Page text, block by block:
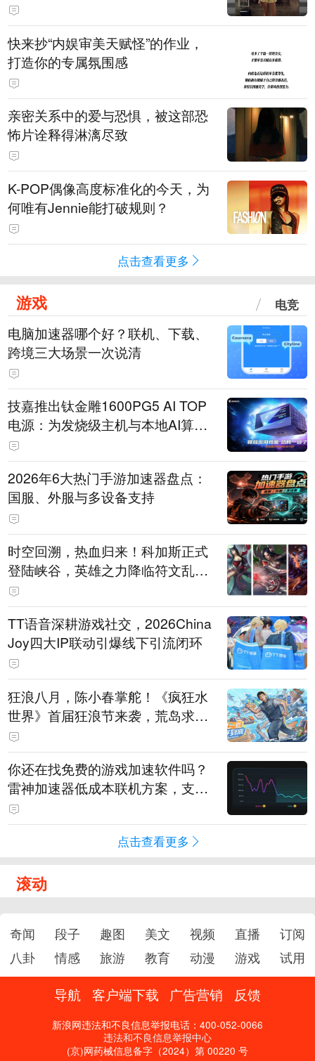
快来抄“内娱审美天赋怪”的作业，
打造你的专属氛围感
亲密关系中的爱与恐惧，被这部恐
怖片诠释得淋漓尽致
K-POP偶像高度标准化的今天，为
何唯有Jennie能打破规则？
点击查看更多
游戏 电竞
电脑加速器哪个好？联机、下载、
跨境三大场景一次说清
技嘉推出钛金雕1600PG5 AI TOP
电源：为发烧级主机与本地AI算力
打造旗舰供电方案
2026年6大热门手游加速器盘点：
国服、外服与多设备支持
时空回溯，热血归来！科加斯正式
登陆峡谷，英雄之力降临符文乱
斗！
TT语音深耕游戏社交，2026China
Joy四大IP联动引爆线下引流闭环
狂浪八月，陈小春掌舵！《疯狂水
世界》首届狂浪节来袭，荒岛求生
直播即将开启
你还在找免费的游戏加速软件吗？
雷神加速器低成本联机方案，支持
免费试用
点击查看更多
滚动
奇闻 段子 趣图 美文 视频 直播
订阅
八卦
情感 旅游 教育 动漫 游戏 试用
导航 客户端下载 广告营销 反馈
新浪网违法和不良信息举报电话：400-052-0066
违法和不良信息举报中心
(京)网药械信息备字（2024）第 00220 号